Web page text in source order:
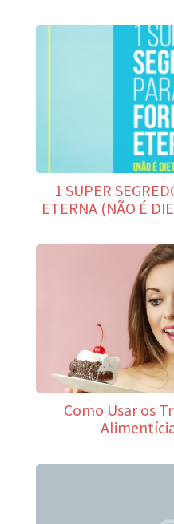
1 SUPER
ETERNA (NÃO É
Como Usar os